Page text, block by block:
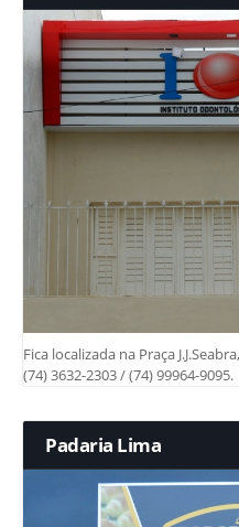
Fica localizada na Praça
(74) 3632-2303 / (74) 99964-9095.
Padaria Lima